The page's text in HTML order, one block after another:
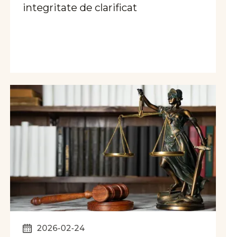
integritate de clarificat
2026-02-24